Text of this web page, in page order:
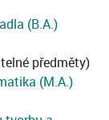
(B.A.)
předměty)
(M.A.)